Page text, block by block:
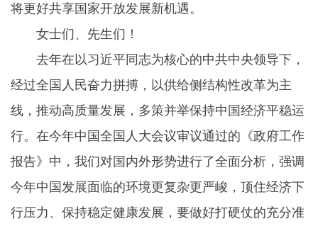
将更好共享国家开放发展新机遇。
女士们、先生们！
去年在以习近平同志为核心的中共中央领导下，
经过全国人民奋力拼搏，以供给侧结构性改革为主
线，推动高质量发展，多策并举保持中国经济平稳运
行。在今年中国全国人大会议审议通过的《政府工作
报告》中，我们对国内外形势进行了全面分析，强调
今年中国发展面临的环境更复杂更严峻，顶住经济下
行压力、保持稳定健康发展，要做好打硬仗的充分准